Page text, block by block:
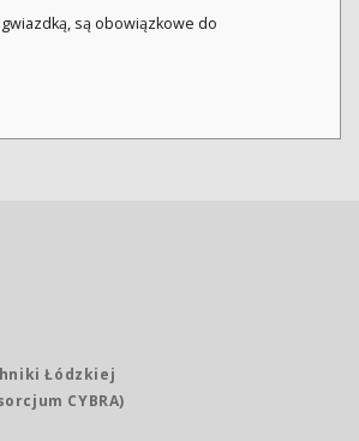
są obowiązkowe do
Łódzkiej
CYBRA)